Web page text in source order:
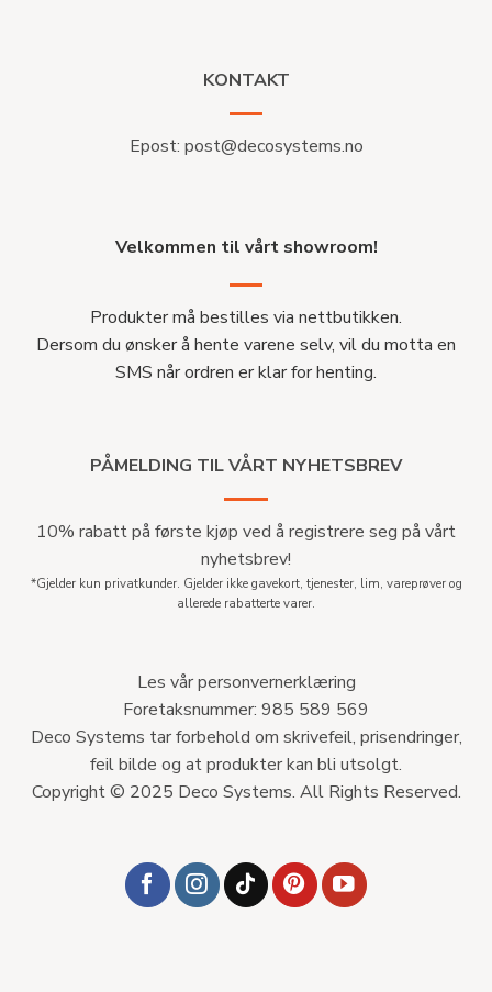
KONTAKT
Epost: post@decosystems.no
Velkommen til vårt showroom!
Produkter må bestilles via nettbutikken.
Dersom du ønsker å hente varene selv, vil du motta en
SMS når ordren er klar for henting.
PÅMELDING TIL VÅRT NYHETSBREV
10% rabatt på første kjøp ved å registrere seg på vårt
nyhetsbrev!
*Gjelder kun privatkunder. Gjelder ikke gavekort, tjenester, lim, vareprøver og
allerede rabatterte varer.
Les vår personvernerklæring
Foretaksnummer: 985 589 569
Deco Systems tar forbehold om skrivefeil, prisendringer,
feil bilde og at produkter kan bli utsolgt.
Copyright © 2025 Deco Systems. All Rights Reserved.